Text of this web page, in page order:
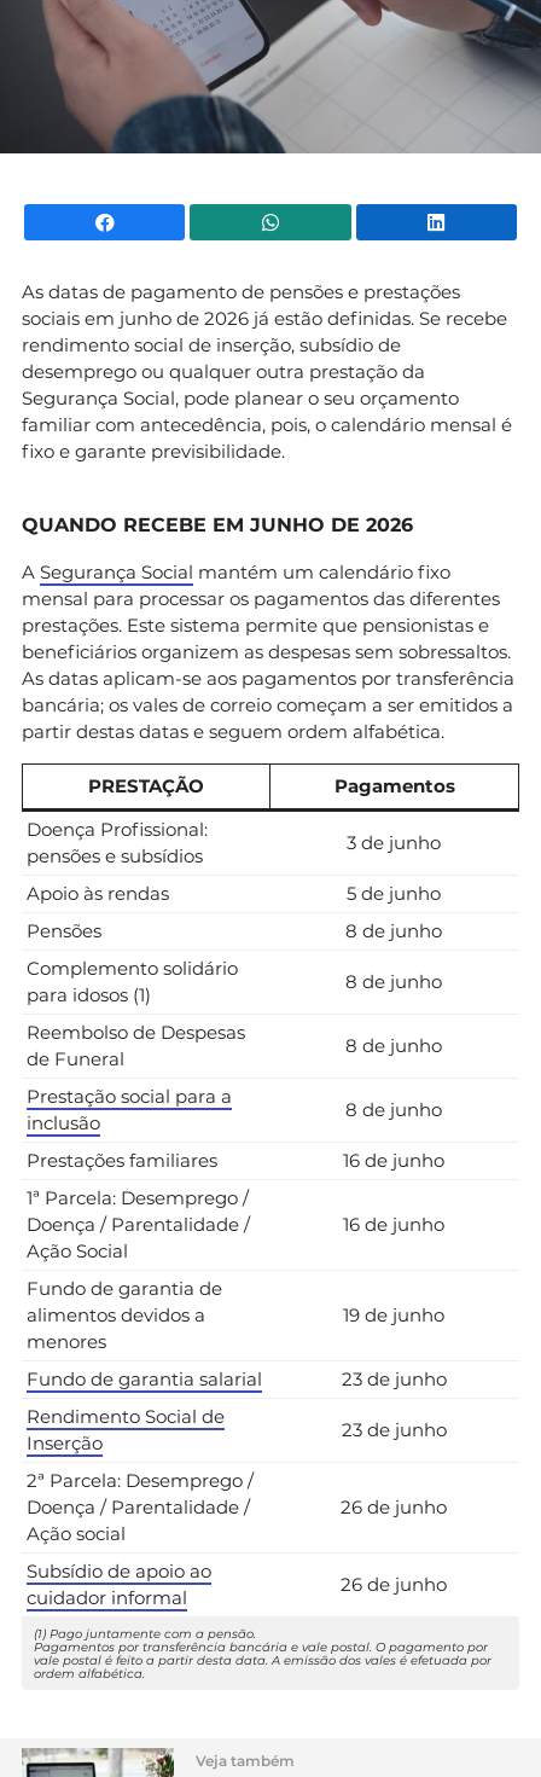
Facebook WhatsApp
As datas de pagamento de pensões e prestações
sociais em junho de 2026 já estão definidas. Se recebe
rendimento social de inserção, subsídio de
desemprego ou qualquer outra prestação da
Segurança Social, pode planear o seu orçamento
familiar com antecedência, pois, o calendário mensal é
fixo e garante previsibilidade.
QUANDO RECEBE EM JUNHO DE 2026
A Segurança Social mantém um calendário fixo
mensal para processar os pagamentos das diferentes
prestações. Este sistema permite que pensionistas e
beneficiários organizem as despesas sem sobressaltos.
As datas aplicam-se aos pagamentos por transferência
bancária; os vales de correio começam a ser emitidos a
partir destas datas e seguem ordem alfabética.
PRESTAÇÃO
Pagamentos
Doença Profissional:
pensões e subsídios
3 de junho
Apoio às rendas
5 de junho
Pensões
8 de junho
Complemento solidário
para idosos (1)
8 de junho
Reembolso de Despesas
de Funeral
8 de junho
Prestação social para a
inclusão
8 de junho
Prestações familiares
16 de junho
1ª Parcela: Desemprego /
Doença / Parentalidade /
Ação Social
16 de junho
Fundo de garantia de
alimentos devidos a
menores
19 de junho
Fundo de garantia salarial
23 de junho
Rendimento Social de
Inserção
23 de junho
2ª Parcela: Desemprego /
Doença / Parentalidade /
Ação social
26 de junho
Subsídio de apoio ao
cuidador informal
26 de junho
(1) Pago juntamente com a pensão.
Pagamentos por transferência bancária e vale postal. O pagamento por
vale postal é feito a partir desta data. A emissão dos vales é efetuada por
ordem alfabética.
Veja também